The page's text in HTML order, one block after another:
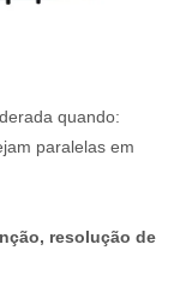
quando:
paralelas em
resolução de